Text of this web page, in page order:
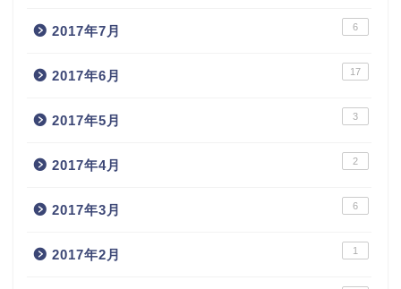
2017年7月 6
2017年6月 17
2017年5月 3
2017年4月 2
2017年3月 6
2017年2月 1